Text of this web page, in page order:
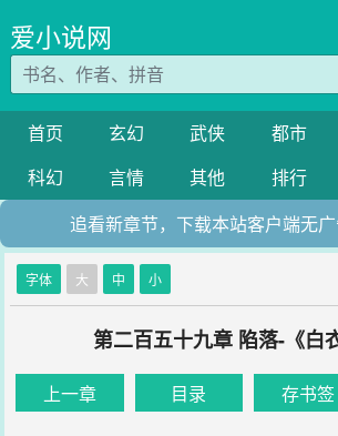
爱小说网
首页 玄幻 武侠 都市
科幻
言情 其他 排行
追看新章节，下载本站客户端无
字体 大 中 小
第二百五十九章 陷落-《白
上一章 目录 存书签